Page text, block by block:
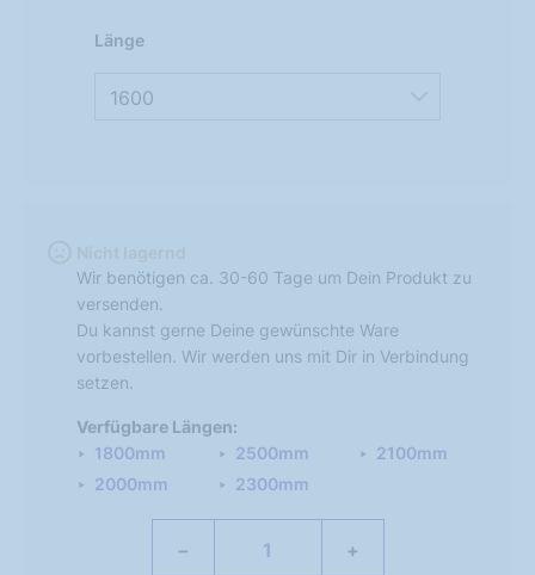
1600
Länge
Wir benötigen ca. 30-60 Tage um Dein Produkt zu
versenden.
Du kannst gerne Deine gewünschte Ware
vorbestellen. Wir werden uns mit Dir in Verbindung
setzen.
Verfügbare Längen:
1800mm
2500mm
2100mm
2000mm
2300mm
− +